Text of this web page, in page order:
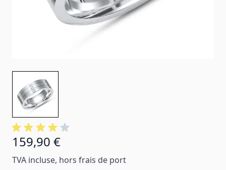
À partir de:
159,90 €
TVA incluse, hors frais de port